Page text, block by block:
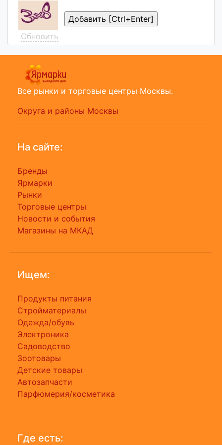
Обновить
Все рынки и торговые центры Москвы.
Округа и районы Москвы
На сайте:
Бренды
Ярмарки
Рынки
Торговые центры
Новости и события
Магазины на МКАД
Ищем:
Продукты питания
Стройматериалы
Одежда/обувь
Электроника
Садоводство
Зоотовары
Детские товары
Автозапчасти
Парфюмерия/косметика
Где есть: